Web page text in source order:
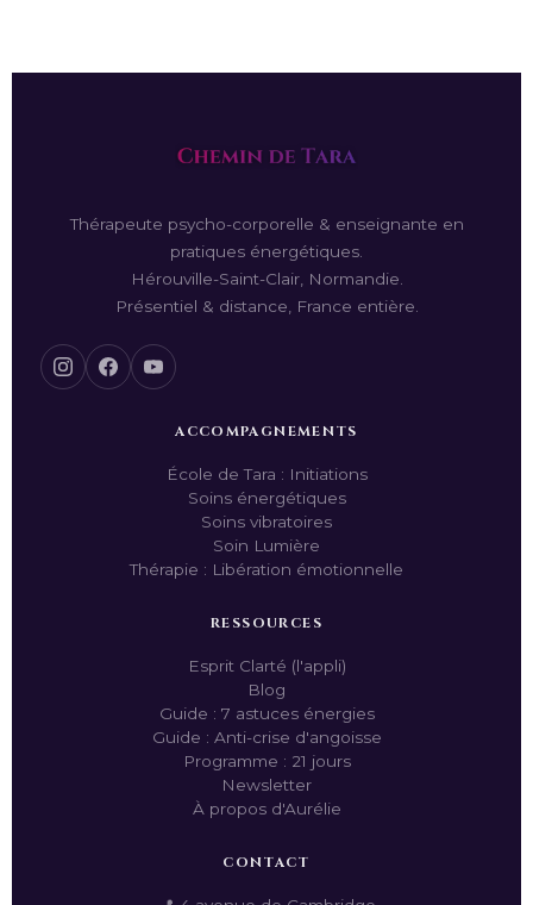
Thérapeute psycho-corporelle & enseignante en
pratiques énergétiques.
Hérouville-Saint-Clair, Normandie.
Présentiel & distance, France entière.
ACCOMPAGNEMENTS
École de Tara : Initiations
Soins énergétiques
Soins vibratoires
Soin Lumière
Thérapie : Libération émotionnelle
RESSOURCES
Esprit Clarté (l'appli)
Blog
Guide : 7 astuces énergies
Guide : Anti-crise d'angoisse
Programme : 21 jours
Newsletter
À propos d'Aurélie
CONTACT